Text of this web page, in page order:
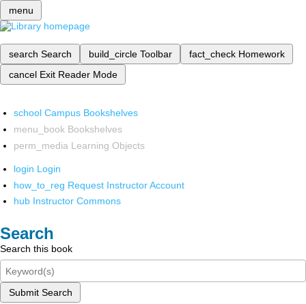
menu
search Search build_circle Toolbar fact_check Homework
cancel Exit Reader Mode
school Campus Bookshelves
menu_book Bookshelves
perm_media Learning Objects
login Login
how_to_reg Request Instructor Account
hub Instructor Commons
Search
Search this book
Submit Search